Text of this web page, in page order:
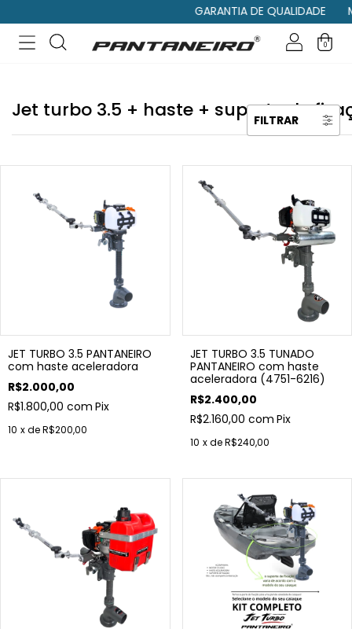
GARANTIA DE QUALIDADE
0
Jet turbo 3.5 + haste + suporte de
FILTRAR
JET TURBO 3.5 PANTANEIRO
com haste aceleradora
R$2.000,00
R$1.800,00 com Pix
10 x deR$200,00
JET TURBO 3.5 TUNADO
PANTANEIRO com haste
aceleradora (4751-6216)
R$2.400,00
R$2.160,00 com Pix
10 x deR$240,00